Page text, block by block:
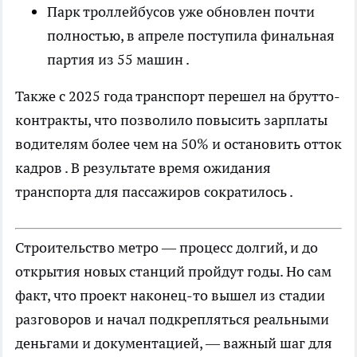
Парк троллейбусов уже обновлен почти
полностью, в апреле поступила финальная
партия из 55 машин .
Также с 2025 года транспорт перешел на брутто-
контракты, что позволило повысить зарплаты
водителям более чем на 50% и остановить отток
кадров . В результате время ожидания
транспорта для пассажиров сократилось .
Строительство метро — процесс долгий, и до
открытия новых станций пройдут годы. Но сам
факт, что проект наконец-то вышел из стадии
разговоров и начал подкрепляться реальными
деньгами и документацией, — важный шаг для